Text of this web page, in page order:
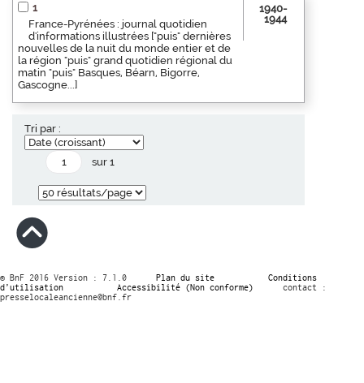
1
France-Pyrénées : journal quotidien
d'informations illustrées ["puis" dernières
nouvelles de la nuit du monde entier et de
la région "puis" grand quotidien régional du
matin "puis" Basques, Béarn, Bigorre,
Gascogne...]
1940-
1944
Tri par :
sur 1
© BnF 2016 Version : 7.1.0 Plan du site
Conditions
d’utilisation
Accessibilité (Non conforme)
contact :
presselocaleancienne@bnf.fr